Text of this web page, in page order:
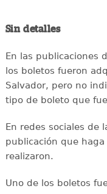
Sin detalles
En las publicaciones
los boletos fueron
Salvador, pero no
tipo de boleto que
En redes sociales de
publicación que
realizaron.
Uno de los boletos